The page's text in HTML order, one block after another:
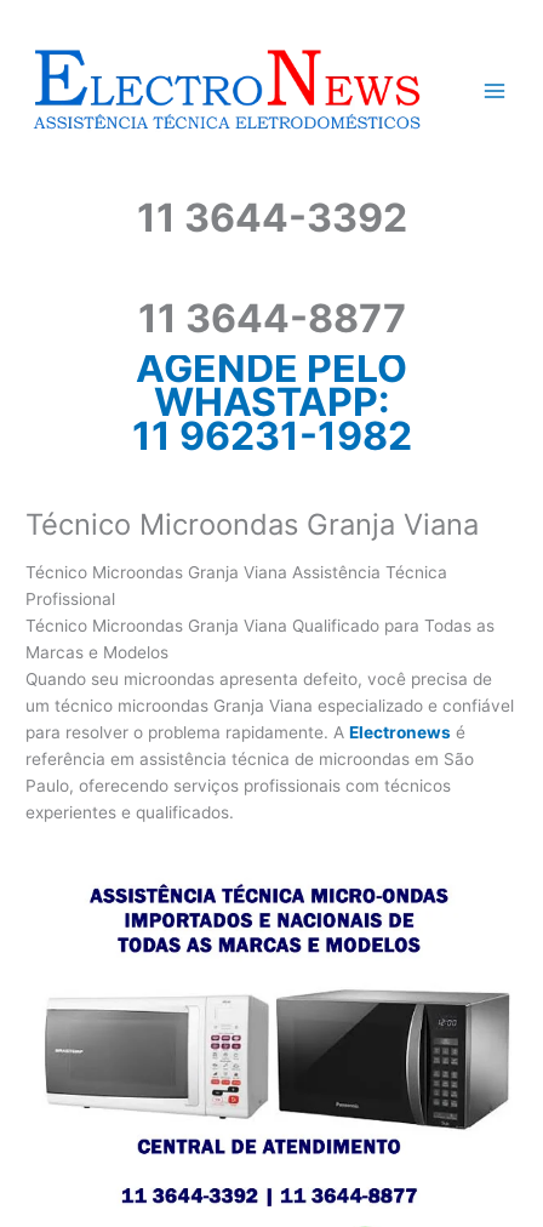
conteúdo
11 3644-3392
11 3644-8877
AGENDE PELO
WHASTAPP:
11 96231-1982
Técnico Microondas Granja Viana
Técnico Microondas Granja Viana Assistência Técnica
Profissional
Técnico Microondas Granja Viana Qualificado para Todas as
Marcas e Modelos
Quando seu microondas apresenta defeito, você precisa de
um técnico microondas Granja Viana especializado e confiável
para resolver o problema rapidamente. AElectronews é
referência em assistência técnica de microondas em São
Paulo, oferecendo serviços profissionais com técnicos
experientes e qualificados.